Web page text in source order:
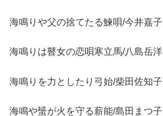
海鳴りや父の捨てたる鰊唄/今井嘉子
海鳴りは瞽女の恋唄寒立馬/八島岳洋
海鳴りを力としたり弓始/柴田佐知子
海鳴や蜑が火を守る薪能/島田まつ子